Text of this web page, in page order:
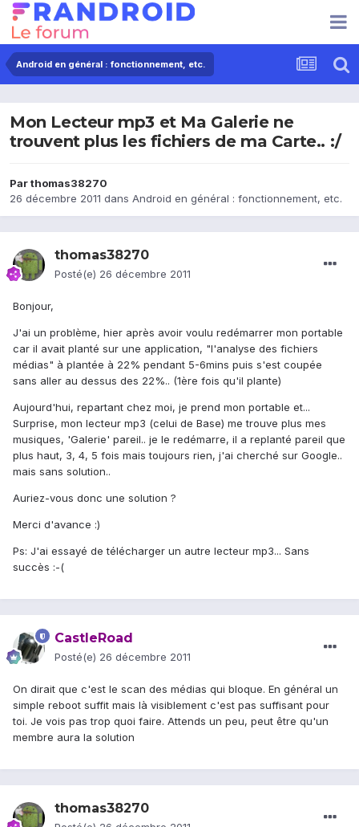
Android en général : fonctionnement, etc.
Mon Lecteur mp3 et Ma Galerie ne
trouvent plus les fichiers de ma Carte.. :/
Parthomas38270
26 décembre 2011 dans Android en général : fonctionnement, etc.
thomas38270
Posté(e) 26 décembre 2011
Bonjour,
J'ai un problème, hier après avoir voulu redémarrer mon portable
car il avait planté sur une application, "l'analyse des fichiers
médias" à plantée à 22% pendant 5-6mins puis s'est coupée
sans aller au dessus des 22%.. (1ère fois qu'il plante)
Aujourd'hui, repartant chez moi, je prend mon portable et...
Surprise, mon lecteur mp3 (celui de Base) me trouve plus mes
musiques, 'Galerie' pareil.. je le redémarre, il a replanté pareil que
plus haut, 3, 4, 5 fois mais toujours rien, j'ai cherché sur Google..
mais sans solution..
Auriez-vous donc une solution ?
Merci d'avance :)
Ps: J'ai essayé de télécharger un autre lecteur mp3... Sans
succès :-(
CastleRoad
Posté(e) 26 décembre 2011
On dirait que c'est le scan des médias qui bloque. En général un
simple reboot suffit mais là visiblement c'est pas suffisant pour
toi. Je vois pas trop quoi faire. Attends un peu, peut être qu'un
membre aura la solution
thomas38270